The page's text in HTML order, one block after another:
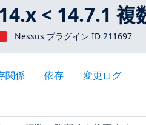
< 14.7.1 複
Nessus プラグイン ID 211697
関係 依存 変更ログ